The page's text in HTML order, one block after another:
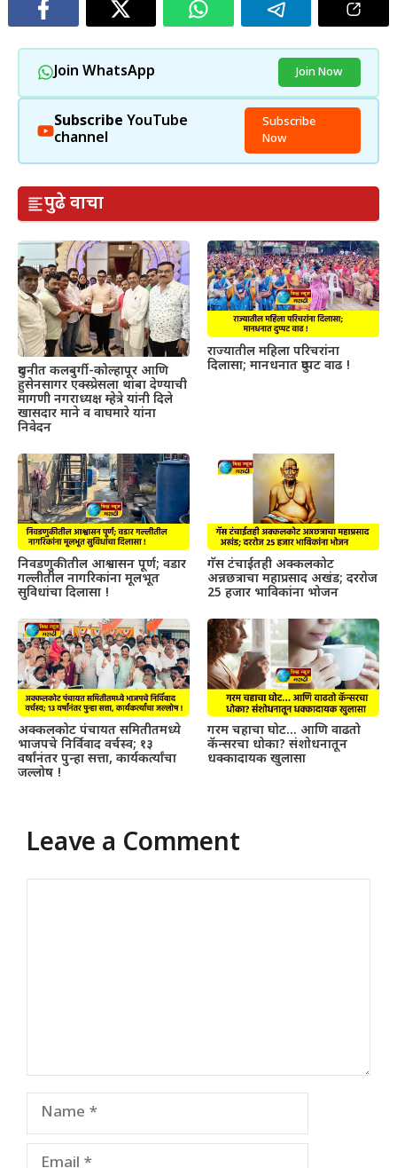
Join WhatsApp Join Now
Subscribe YouTube
channel
Subscribe
Now
पुढे वाचा
दुधनीत कलबुर्गी-कोल्हापूर आणि
हुसेनसागर एक्स्प्रेसला थांबा देण्याची
मागणी नगराध्यक्ष म्हेत्रे यांनी दिले
खासदार माने व वाघमारे यांना
निवेदन
राज्यातील महिला परिचरांना
दिलासा; मानधनात दुप्पट वाढ !
निवडणुकीतील आश्वासन पूर्ण; वडार
गल्लीतील नागरिकांना मूलभूत
सुविधांचा दिलासा !
गॅस टंचाईतही अक्कलकोट
अन्नछत्राचा महाप्रसाद अखंड; दररोज
25 हजार भाविकांना भोजन
अक्कलकोट पंचायत समितीतमध्ये
भाजपचे निर्विवाद वर्चस्व; १३
वर्षांनंतर पुन्हा सत्ता, कार्यकर्त्यांचा
जल्लोष !
गरम चहाचा घोट… आणि वाढतो
कॅन्सरचा धोका? संशोधनातून
धक्कादायक खुलासा
Leave a Comment
Name
Email